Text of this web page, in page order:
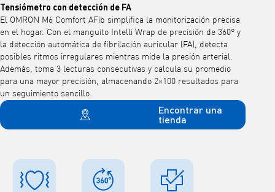
Tensiómetro con detección de FA
El OMRON M6 Comfort AFib simplifica la monitorización precisa
en el hogar. Con el manguito Intelli Wrap de precisión de 360° y
la detección automática de fibrilación auricular (FA), detecta
posibles ritmos irregulares mientras mide la presión arterial.
Además, toma 3 lecturas consecutivas y calcula su promedio
para una mayor precisión, almacenando 2×100 resultados para
un seguimiento sencillo.
Encontrar una
tienda